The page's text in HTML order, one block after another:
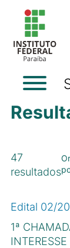
47
resultados
Edital 02/
1ª